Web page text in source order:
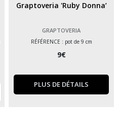
Graptoveria 'Ruby Donna’
GRAPTOVERIA
RÉFÉRENCE : pot de 9 cm
9€
PLUS DE DÉTAILS